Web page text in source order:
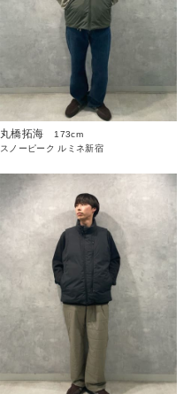
丸橋拓海
173cm
スノーピーク ルミネ新宿